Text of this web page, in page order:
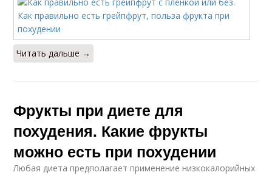
Читать дальше →
Фрукты при диете для
похудения. Какие фрукты
можно есть при похудении
Любая диета предполагает применение низкокалорийных